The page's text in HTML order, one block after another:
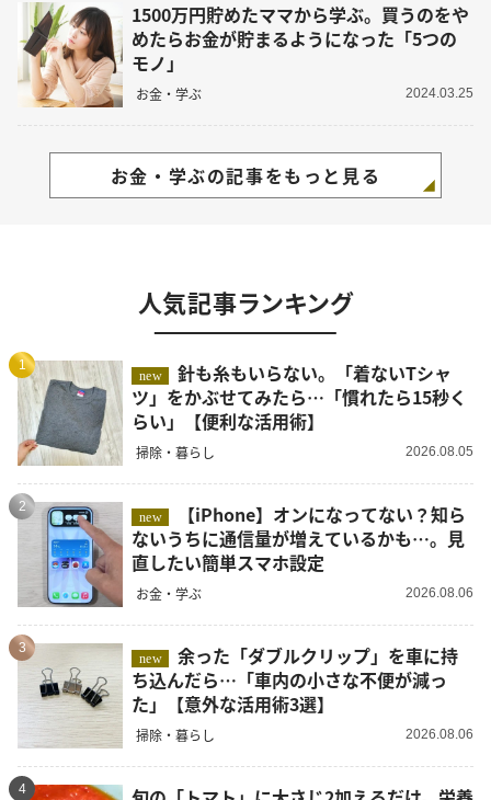
1500万円貯めたママから学ぶ。買うのをや
めたらお金が貯まるようになった「5つの
モノ」
お金・学ぶ 2024.03.25
お金・学ぶの記事をもっと見る
人気記事ランキング
1
new
針も糸もいらない。「着ないTシャ
ツ」をかぶせてみたら…「慣れたら15秒く
らい」【便利な活用術】
掃除・暮らし 2026.08.05
2
new
ないうちに通信量が増えているかも…。見
直したい簡単スマホ設定
お金・学ぶ 2026.08.06
3
new
余った「ダブルクリップ」を車に持
ち込んだら…「車内の小さな不便が減っ
た」【意外な活用術3選】
掃除・暮らし 2026.08.06
4